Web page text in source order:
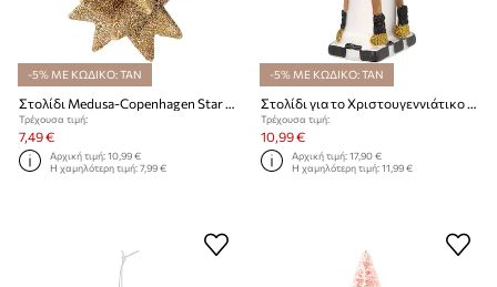
-5% ΜΕ ΚΩΔΙΚΟ: TAN
Στολίδι Medusa-Copenhagen Star Gold
Τρέχουσα τιμή:
7,49 €
Αρχική τιμή:10,99 €
Η χαμηλότερη τιμή:7,99 €
-5% ΜΕ ΚΩΔΙΚΟ: TAN
Στολίδι για το Χριστουγεννιάτικο δέντρο Medusa-Copenhagen Rudolf
Τρέχουσα τιμή:
10,99 €
Αρχική τιμή:17,90 €
Η χαμηλότερη τιμή:11,99 €